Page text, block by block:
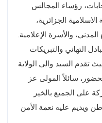
رؤساء المجالس
الجزائرية،
والأسرة الإعلامية.
التهاني والتبريكات
تقدم السيد والي الولاية
سائلاً المولى عز
على الجميع بالخير
ويديم عليه نعمة الأمن